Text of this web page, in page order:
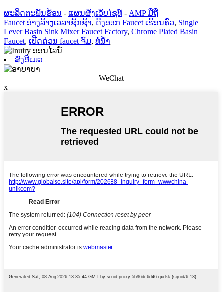
ຜະລິດຕະພັນຮ້ອນ - ແຜນຜັງເວັບໄຊທ໌ - AMP ມືຖື
Faucet ອ່າງລ້າງເວລາຊັກຊ້າ, ດຶງອອກ Faucet ເຮືອນຄົວ, Single
Lever Basin Sink Mixer Faucet Factory, Chrome Plated Basin
Faucet, ເປີດດ່ວນ faucet ຈົມ, ທໍ່ນ້ຳ,
ສົ່ງອີເມວ
WeChat
x